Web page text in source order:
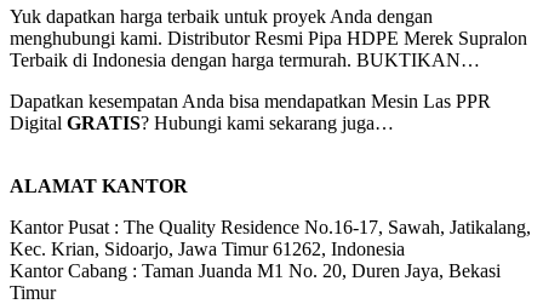
Yuk dapatkan harga terbaik untuk proyek Anda dengan
menghubungi kami. Distributor Resmi Pipa HDPE Merek Supralon
Terbaik di Indonesia dengan harga termurah. BUKTIKAN…
Dapatkan kesempatan Anda bisa mendapatkan Mesin Las PPR
Digital GRATIS? Hubungi kami sekarang juga…
ALAMAT KANTOR
Kantor Pusat : The Quality Residence No.16-17, Sawah, Jatikalang,
Kec. Krian, Sidoarjo, Jawa Timur 61262, Indonesia
Kantor Cabang : Taman Juanda M1 No. 20, Duren Jaya, Bekasi
Timur